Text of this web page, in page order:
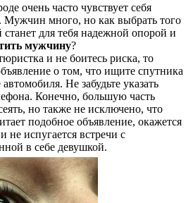
очень часто чувствует себя
Мужчин много, но как выбрать того
для тебя надежной опорой и
мужчину?
и не боитесь риска, то
о том, что ищите спутника
Не забудьте указать
Конечно, большую часть
но также не исключено, что
подобное объявление, окажется
испугается встречи с
в себе девушкой.